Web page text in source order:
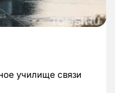
училище связи